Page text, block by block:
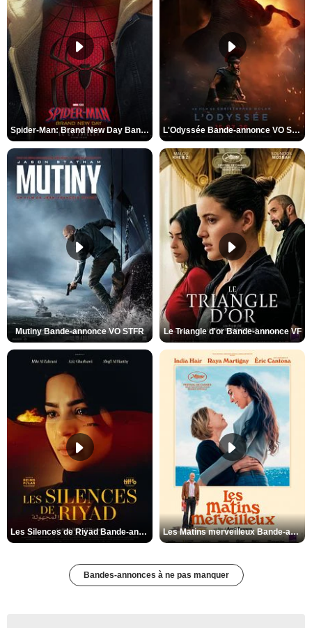
Spider-Man: Brand New Day Bande-annonce VO STFR L'Odyssée Bande-annonce VO STFR
Mutiny Bande-annonce VO STFR Le Triangle d'or Bande-annonce VF
Les Silences de Riyad Bande-annonce VO STFR Les Matins merveilleux Bande-annonce VF
Bandes-annonces à ne pas manquer